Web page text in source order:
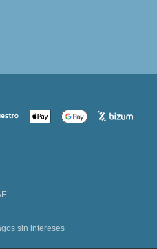
sin intereses